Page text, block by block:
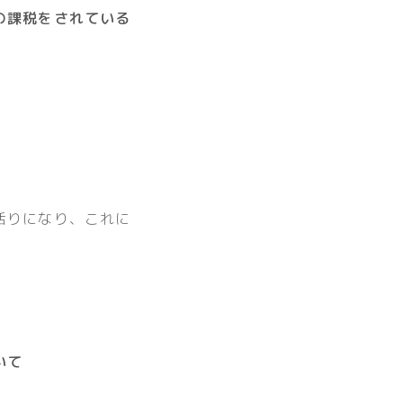
税をされている
りになり、これに
て